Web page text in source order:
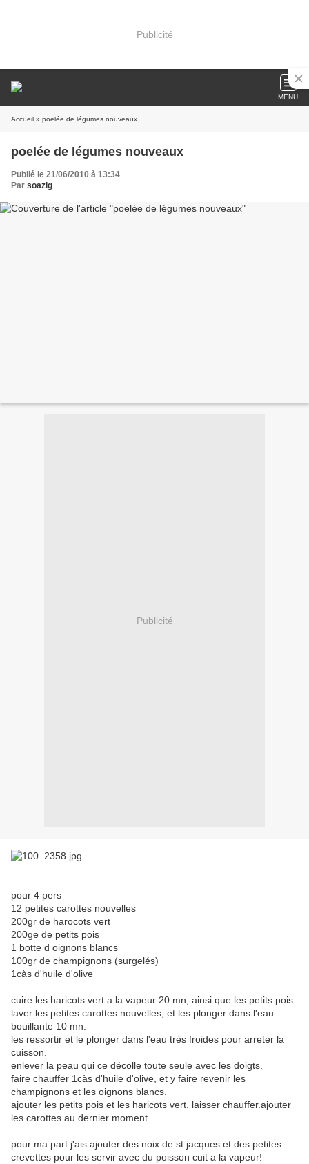
Publicité
MENU
Accueil » poelée de légumes nouveaux
poelée de légumes nouveaux
Publié le 21/06/2010 à 13:34
Par soazig
Publicité
pour 4 pers
12 petites carottes nouvelles
200gr de harocots vert
200ge de petits pois
1 botte d oignons blancs
100gr de champignons (surgelés)
1càs d'huile d'olive
cuire les haricots vert a la vapeur 20 mn, ainsi que les petits pois.
laver les petites carottes nouvelles, et les plonger dans l'eau
bouillante 10 mn.
les ressortir et le plonger dans l'eau très froides pour arreter la
cuisson.
enlever la peau qui ce décolle toute seule avec les doigts.
faire chauffer 1càs d'huile d'olive, et y faire revenir les
champignons et les oignons blancs.
ajouter les petits pois et les haricots vert. laisser chauffer.ajouter
les carottes au dernier moment.
pour ma part j'ais ajouter des noix de st jacques et des petites
crevettes pour les servir avec du poisson cuit a la vapeur!